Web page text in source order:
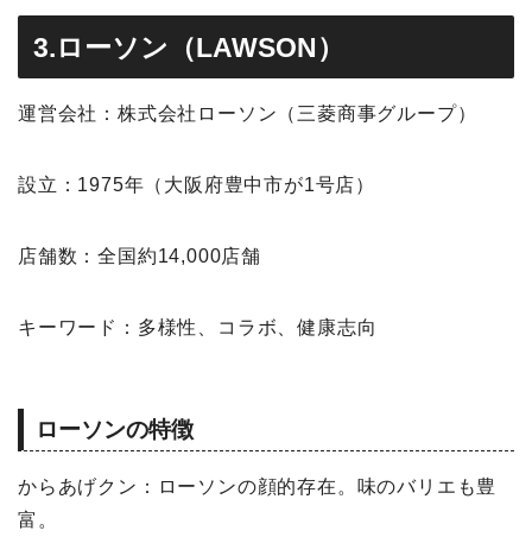
3.ローソン（LAWSON）
運営会社：株式会社ローソン（三菱商事グループ）
設立：1975年（大阪府豊中市が1号店）
店舗数：全国約14,000店舗
キーワード：多様性、コラボ、健康志向
ローソンの特徴
からあげクン：ローソンの顔的存在。味のバリエも豊
富。